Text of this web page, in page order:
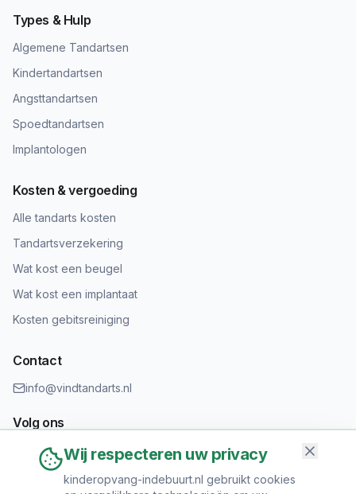
Types & Hulp
Algemene Tandartsen
Kindertandartsen
Angsttandartsen
Spoedtandartsen
Implantologen
Kosten & vergoeding
Alle tandarts kosten
Tandartsverzekering
Wat kost een beugel
Wat kost een implantaat
Kosten gebitsreiniging
Contact
info@vindtandarts.nl
Volg ons
Wij respecteren uw privacy
kinderopvang-indebuurt.nl gebruikt cookies